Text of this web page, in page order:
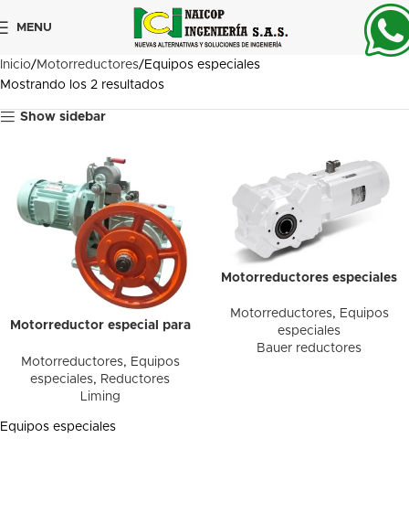
MENU
Inicio Motorreductores Equipos especiales
Mostrando los 2 resultados
Show sidebar
Motorreductor especial para
Motorreductores, Equipos
especiales, Reductores
Liming
Motorreductores especiales
Motorreductores, Equipos
especiales
Bauer reductores
Equipos especiales